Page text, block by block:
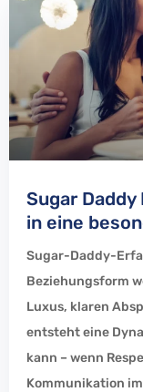
Sugar
in eine
Sugar-Daddy-
Beziehungsform
Luxus, klaren
entsteht eine
kann – wenn
Kommunikation